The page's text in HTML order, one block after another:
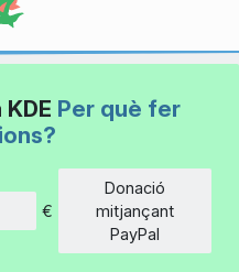
Per què fer
€
Donació
mitjançant
PayPal